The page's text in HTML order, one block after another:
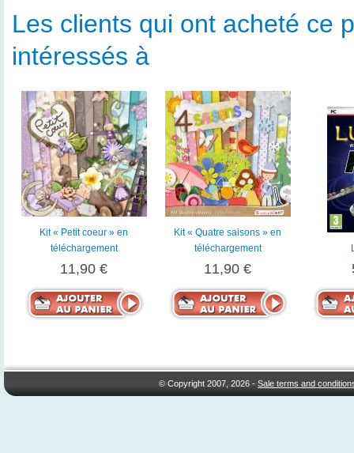
Les clients qui ont acheté ce
intéressés à
Kit « Petit coeur » en
téléchargement
11,90 €
Kit « Quatre saisons » en
téléchargement
11,90 €
© Copyright 2007, 2026 -Sale terms and